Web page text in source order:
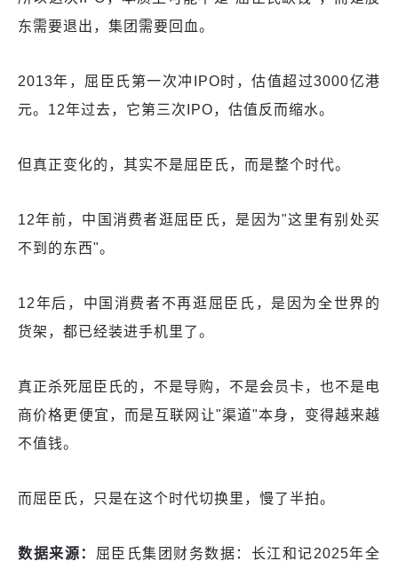
东需要退出，集团需要回血。
2013年，屈臣氏第一次冲IPO时，估值超过3000亿港
元。12年过去，它第三次IPO，估值反而缩水。
但真正变化的，其实不是屈臣氏，而是整个时代。
12年前，中国消费者逛屈臣氏，是因为"这里有别处买
不到的东西"。
12年后，中国消费者不再逛屈臣氏，是因为全世界的
货架，都已经装进手机里了。
真正杀死屈臣氏的，不是导购，不是会员卡，也不是电
商价格更便宜，而是互联网让"渠道"本身，变得越来越
不值钱。
而屈臣氏，只是在这个时代切换里，慢了半拍。
数据来源： 屈臣氏集团财务数据：长江和记2025年全